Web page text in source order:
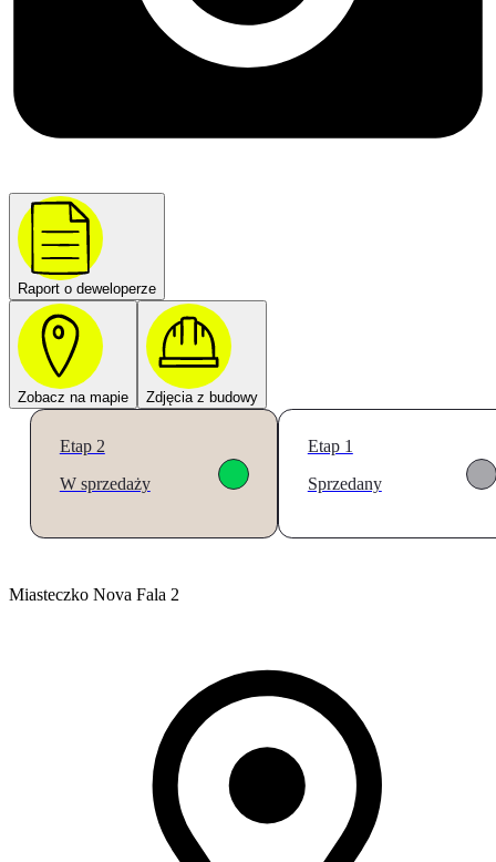
Raport o deweloperze
Zobacz na mapie Zdjęcia z budowy
Etap 2
W sprzedaży
Etap 1
Sprzedany
Miasteczko Nova Fala 2